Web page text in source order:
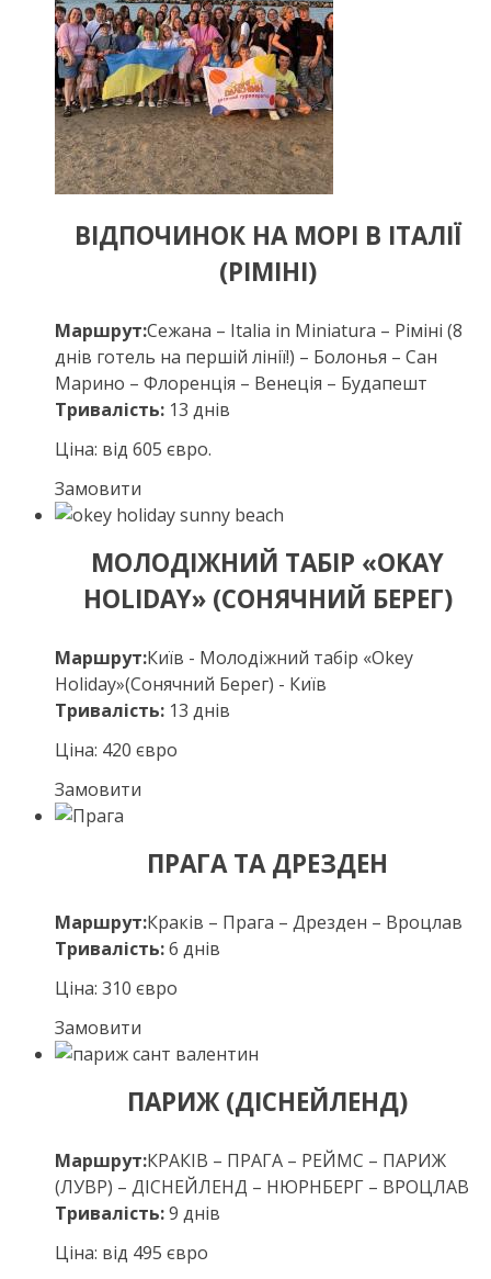
ВІДПОЧИНОК НА МОРІ В ІТАЛІЇ
(РІМІНІ)
Маршрут:Сежана – Italia in Miniatura – Ріміні (8
днів готель на першій лінії!) – Болонья – Сан
Марино – Флоренція – Венеція – Будапешт
Тривалість: 13 днів
Ціна: від 605 євро.
Замовити
МОЛОДІЖНИЙ ТАБІР «OKAY
HOLIDAY» (СОНЯЧНИЙ БЕРЕГ)
Маршрут:Київ - Молодіжний табір «Okey
Holiday»(Сонячний Берег) - Київ
Тривалість: 13 днів
Ціна: 420 євро
Замовити
ПРАГА ТА ДРЕЗДЕН
Маршрут:Краків – Прага – Дрезден – Вроцлав
Тривалість:6 днів
Ціна: 310 євро
Замовити
ПАРИЖ (ДІСНЕЙЛЕНД)
Маршрут:КРАКІВ – ПРАГА – РЕЙМС – ПАРИЖ
(ЛУВР) – ДІСНЕЙЛЕНД – НЮРНБЕРГ – ВРОЦЛАВ
Тривалість:9 днів
Ціна: від 495 євро